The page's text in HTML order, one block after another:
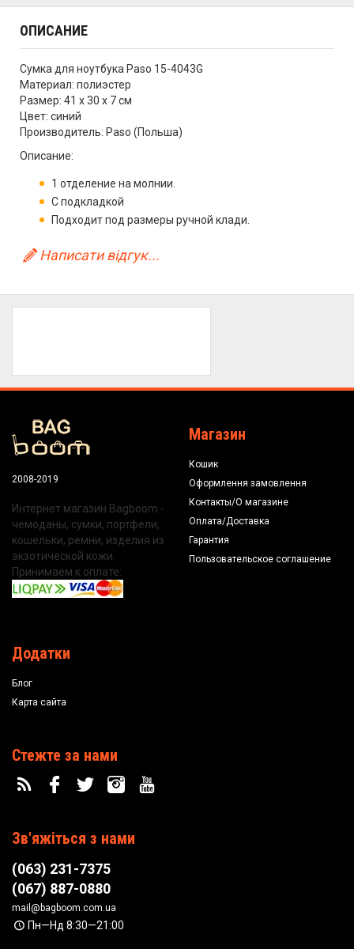
ОПИСАНИЕ
Сумка для ноутбука Paso 15-4043G
Материал: полиэстер
Размер: 41 х 30 х 7 см
Цвет: синий
Производитель: Paso (Польша)
Описание:
1 отделение на молнии.
С подкладкой
Подходит под размеры ручной клади.
Написати відгук...
2008-2019
Интернет магазин Bagboom -
чемоданы, сумки, портфели,
кошельки, ремни, изделия из
экзотической кожи.
Принимаем к оплате:
Магазин
Кошик
Оформлення замовлення
Контакты/О магазине
Оплата/Доставка
Гарантия
Пользовательское соглашение
Додатки
Блог
Карта сайта
Стежте за нами
Зв'яжіться з нами
(063) 231-7375
(067) 887-0880
mail@bagboom.com.ua
Пн—Нд 8:30—21:00